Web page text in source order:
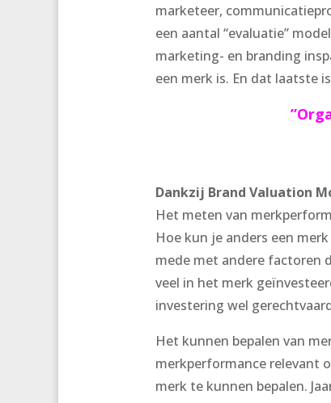
marketeer,
een aantal “evaluatie”
marketing- en branding
een merk is. En dat laatste
Dankzij Brand Valuation
Het meten van
Hoe kun je anders een
mede met andere factoren
veel in het merk
investering wel
Het kunnen bepalen van
merkperformance relevant
merk te kunnen bepalen.